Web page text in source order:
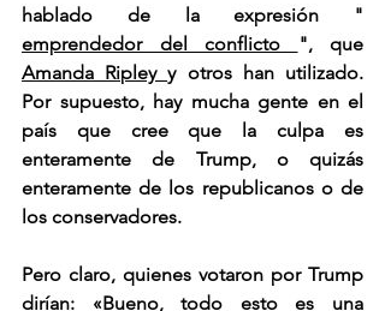
emprendedor del conflicto
Amanda Ripley y otros han utilizado.
Por supuesto, hay mucha gente en el
país que cree que la culpa es
enteramente de Trump, o quizás
enteramente de los republicanos o de
los conservadores.
Pero claro, quienes votaron por Trump
dirían: «Bueno, todo esto es una